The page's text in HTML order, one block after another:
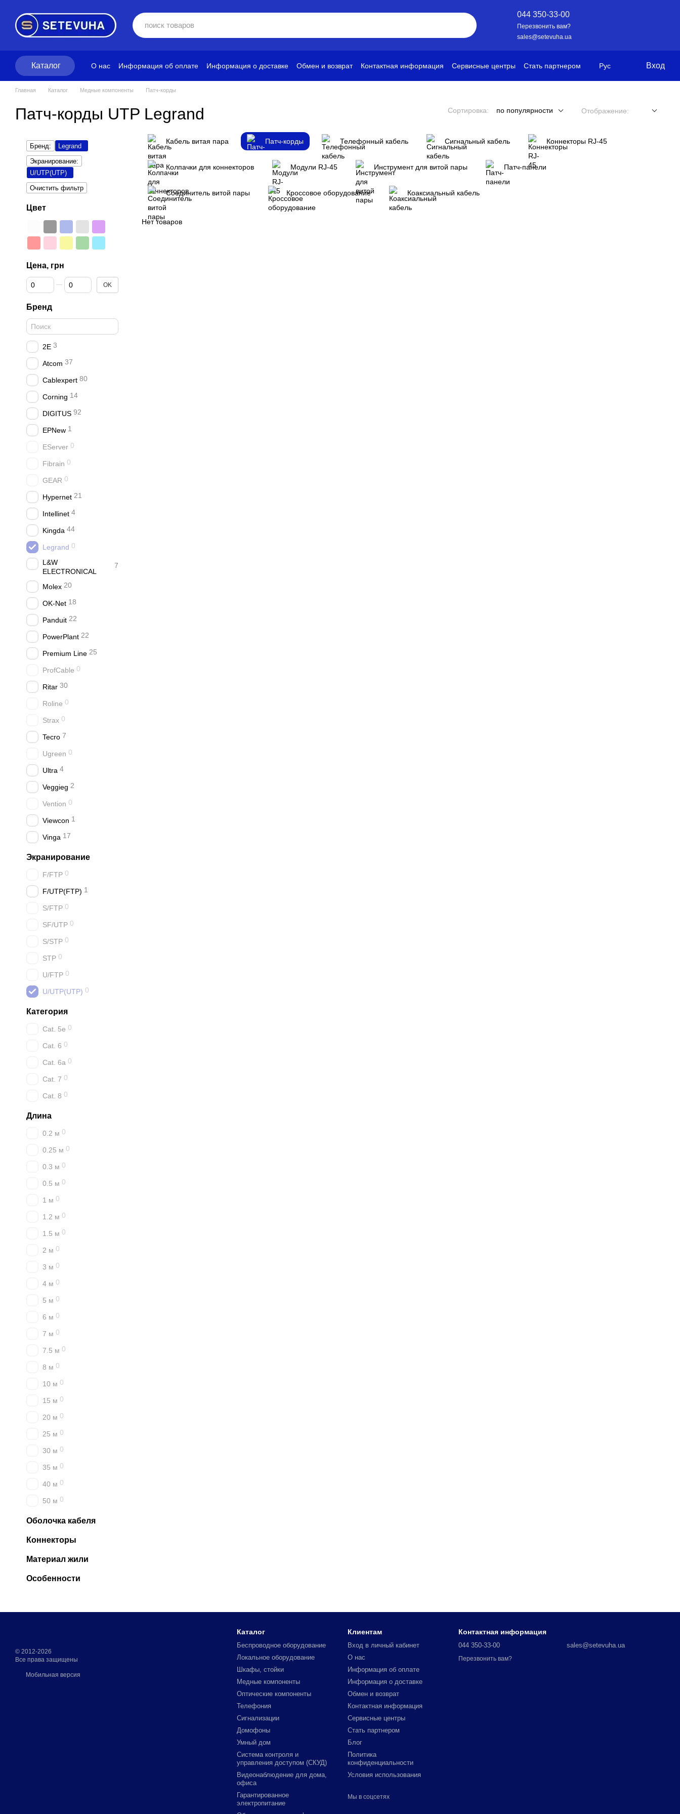
044 350-33-00
Перезвонить вам?
sales@setevuha.ua
Каталог О нас Информация об оплате Информация о доставке Обмен и возврат Контактная информация Сервисные центры
Стать партнером
Рус Вход
Главная Каталог Медные компоненты Патч-корды
Патч-корды UTP Legrand Сортировка: по популярности Отображение:
Кабель витая пара Патч-корды Телефонный кабель Сигнальный кабель Коннекторы RJ-45
Колпачки для коннекторов Модули RJ-45 Инструмент для витой пары Патч-панели
Соединитель витой пары Кроссовое оборудование Коаксиальный кабель
Нет товаров
Бренд:
Legrand
Экранирование:
U/UTP(UTP)
Очистить фильтр
Цвет
Цена, грн
От Цена, грн
До Цена, грн OK
Бренд
2E 3
Atcom 37
Cablexpert 80
Corning 14
DIGITUS 92
EPNew 1
EServer 0
Fibrain 0
GEAR 0
Hypernet 21
Intellinet 4
Kingda 44
Legrand 0
L&W
ELECTRONICAL
7
Molex 20
OK-Net 18
Panduit 22
PowerPlant 22
Premium Line 25
ProfCable 0
Ritar 30
Roline 0
Strax 0
Tecro 7
Ugreen 0
Ultra 4
Veggieg 2
Vention 0
Viewcon 1
Vinga 17
Экранирование
F/FTP 0
F/UTP(FTP) 1
S/FTP 0
SF/UTP 0
S/STP 0
STP 0
U/FTP 0
U/UTP(UTP) 0
Категория
Cat. 5e 0
Cat. 6 0
Cat. 6a 0
Cat. 7 0
Cat. 8 0
Длина
0.2 м 0
0.25 м 0
0.3 м 0
0.5 м 0
1 м 0
1.2 м 0
1.5 м 0
2 м 0
3 м 0
4 м 0
5 м 0
6 м 0
7 м 0
7.5 м 0
8 м 0
10 м 0
15 м 0
20 м 0
25 м 0
30 м 0
35 м 0
40 м 0
50 м 0
Оболочка кабеля
Коннекторы
Материал жили
Особенности
© 2012-2026
Все права защищены
Мобильная версия
Каталог
Беспроводное оборудование
Локальное оборудование
Шкафы, стойки
Медные компоненты
Оптические компоненты
Телефония
Сигнализации
Домофоны
Умный дом
Система контроля и
управления доступом (СКУД)
Видеонаблюдение для дома,
офиса
Гарантированное
электропитание
Клиентам
Вход в личный кабинет
О нас
Информация об оплате
Информация о доставке
Обмен и возврат
Контактная информация
Сервисные центры
Стать партнером
Блог
Политика
конфиденциальности
Условия использования
Мы в соцсетях
Контактная информация
044 350-33-00
Перезвонить вам?
sales@setevuha.ua